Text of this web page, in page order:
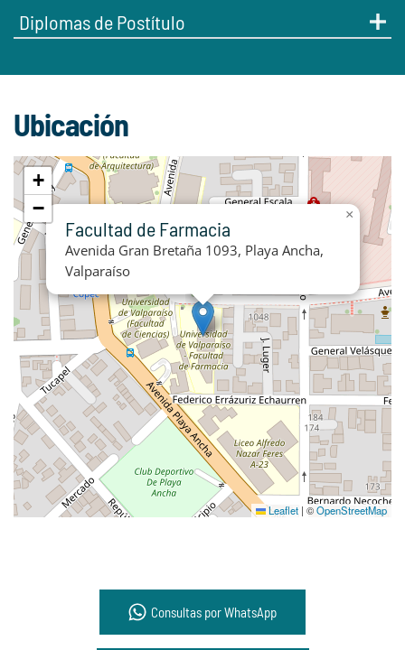
Diplomas de Postítulo
Ubicación
Facultad de Farmacia
Avenida Gran Bretaña 1093, Playa Ancha,
Valparaíso
×
+
−
Leaflet | ©OpenStreetMap
Consultas por WhatsApp